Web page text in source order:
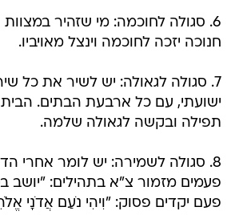
6. סגולה לחוכמה: מי שזהיר
חנוכה יזכה לחוכמה וינצל מאויביו.
7. סגולה לגאולה: יש לשיר את כל
ישועתי, עם כל ארבעת הבתים.
תפילה ובקשה לגאולה שלמה.
פעמים מזמור צ"א בתהילים: "יושב
פעם יקדים פסוק: "וִיהִי נֹעַם אֲדֹנָי